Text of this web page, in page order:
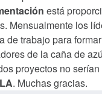
está
Mensualmente los
de trabajo para
de la caña de
proyectos no
. Muchas gracias.